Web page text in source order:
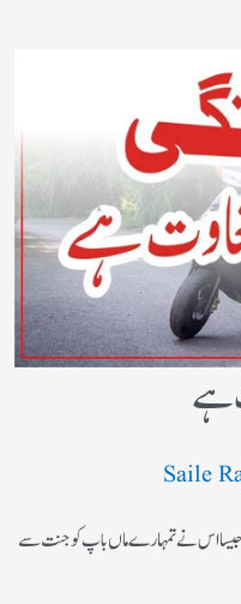
ہے
Saile
اس نے تمہارے ماں باپ کو جنت سے